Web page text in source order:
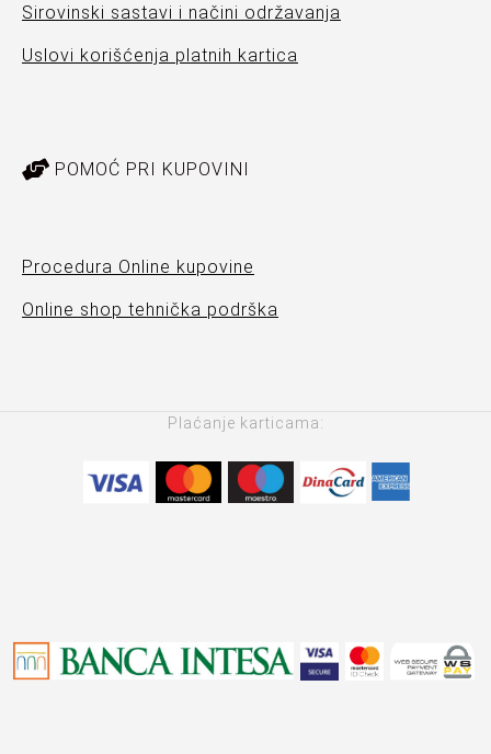
Sirovinski sastavi i načini održavanja
Uslovi korišćenja platnih kartica
POMOĆ PRI KUPOVINI
Procedura Online kupovine
Online shop tehnička podrška
Plaćanje karticama: